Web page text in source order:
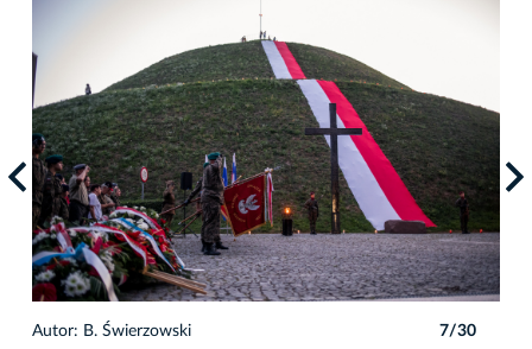
Autor: B. Świerzowski 7/30